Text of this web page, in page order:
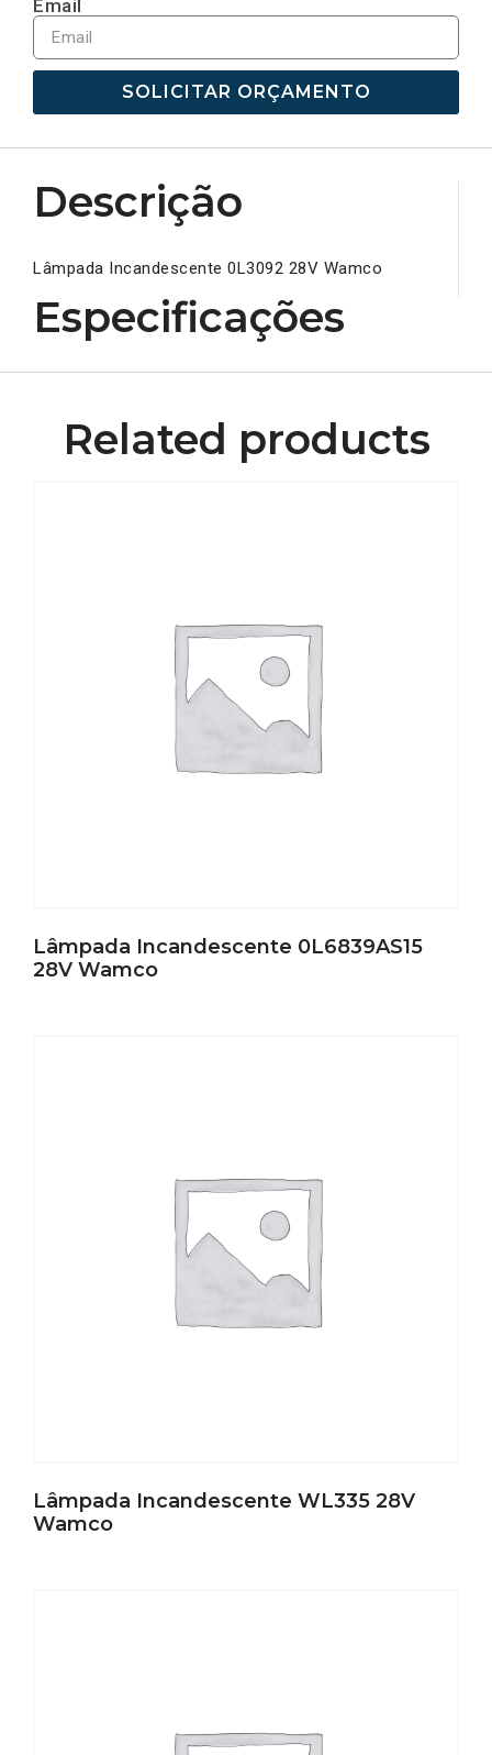
Email
SOLICITAR ORÇAMENTO
Descrição
Lâmpada Incandescente 0L3092 28V Wamco
Especificações
Related products
Lâmpada Incandescente 0L6839AS15
28V Wamco
Lâmpada Incandescente WL335 28V
Wamco